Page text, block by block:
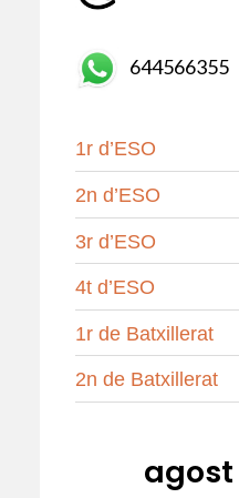
644566355
1r d’ESO
2n d’ESO
3r d’ESO
4t d’ESO
1r de Batxillerat
2n de Batxillerat
agost